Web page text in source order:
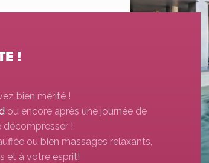
!
bien mérité !
ou encore après une journée de
décompresser !
ou bien massages relaxants,
et à votre esprit!